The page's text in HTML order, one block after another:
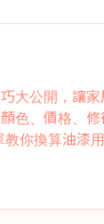
大公開，讓家
色、價格、修
你換算油漆